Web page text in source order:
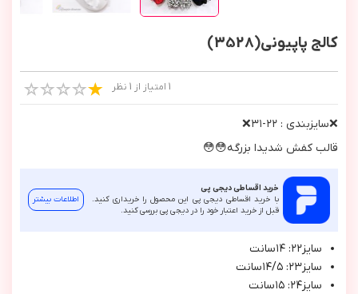
کالج پاپیونی(3528)
1 امتیاز از 1 نظر
❌سايزبندي : ٢٢-٣١❌
قالب كفش شديدا بزرگه😳😳
خرید اقساطی دیجی پی
با خرید اقساطی دیجی پی این محصول را خریداری کنید.
قبل از خرید اعتبار خود را در دیجی پی بررسی کنید.
اطلاعات بیشتر
سايز٢٢: ١٤سانت
سايز٢٣: ١٤/٥سانت
سايز٢٤: ١٥سانت